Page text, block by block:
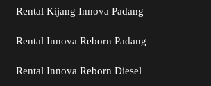
Rental Kijang Innova Padang
Rental Innova Reborn Padang
Rental Innova Reborn Diesel